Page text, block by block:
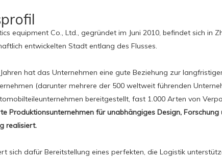
equipment Co., Ltd., gegründet im Juni 2010, befindet sich in
entwickelten Stadt entlang des Flusses.
hat das Unternehmen eine gute Beziehung zur
(darunter mehrere der 500 weltweit führenden
bereitgestellt, fast 1.000 Arten von
Produktionsunternehmen für unabhängiges Design,
realisiert.
sich dafür Bereitstellung eines perfekten, die Logistik